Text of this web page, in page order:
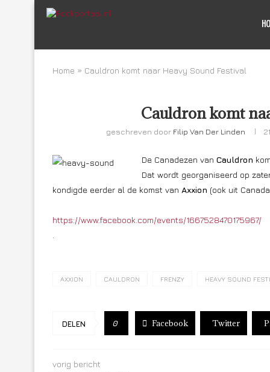
Home » Cauldron komt naar Heavy Sound Festival
Cauldron komt
geschreven door Filip Van Der Linden
De Canadezen van Cauldron
Dat wordt georganiseerd op
kondigde eerder al de komst van Axxion (ook uit
https://www.facebook.com/events/1667528470175967/
AXXION CAULDRON FRENZY HEAVY SOUND
DELEN 0 Facebook Twitter
vorig bericht